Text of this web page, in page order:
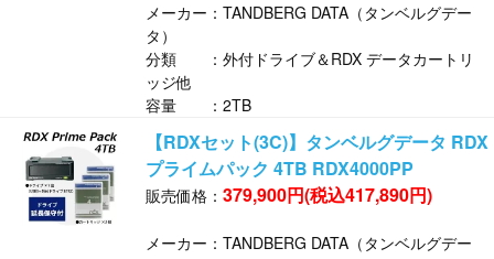
メーカー：TANDBERG DATA（タンベルグデー
タ）
分類 ：外付ドライブ＆RDX データカートリ
ッジ他
容量 ：2TB
【RDXセット(3C)】タンベルグデータ RDX
プライムパック 4TB RDX4000PP
販売価格： 379,900円(税込417,890円)
メーカー：TANDBERG DATA（タンベルグデー